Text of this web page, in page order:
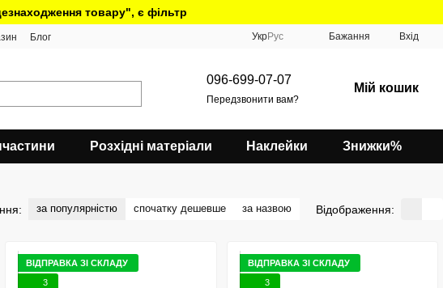
товару", є фільтр
Блог УкрРус Бажання Вхід
096-699-07-07
Передзвонити вам?
Мій кошик
Розхідні матеріали Наклейки Знижки%
за популярністю спочатку дешевше за назвою Відображення:
ВІДПРАВКА ЗІ СКЛАДУ
3
ВІДПРАВКА ЗІ СКЛАДУ
3